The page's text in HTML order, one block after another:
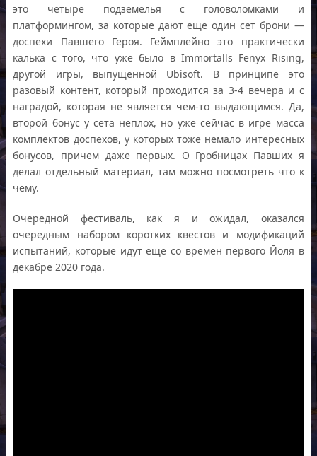
это четыре подземелья с головоломками и
платформингом, за которые дают еще один сет брони —
доспехи Павшего Героя. Геймплейно это практически
калька с того, что уже было в Immortalls Fenyx Rising,
другой игры, выпущенной Ubisoft. В принципе это
разовый контент, который проходится за 3-4 вечера и с
наградой, которая не является чем-то выдающимся. Да,
второй бонус у сета неплох, но уже сейчас в игре масса
комплектов доспехов, у которых тоже немало интересных
бонусов, причем даже первых. О Гробницах Павших я
делал отдельный материал, там можно посмотреть что к
чему.
Очередной фестиваль, как я и ожидал, оказался
очередным набором коротких квестов и модификаций
испытаний, которые идут еще со времен первого Йоля в
декабре 2020 года.